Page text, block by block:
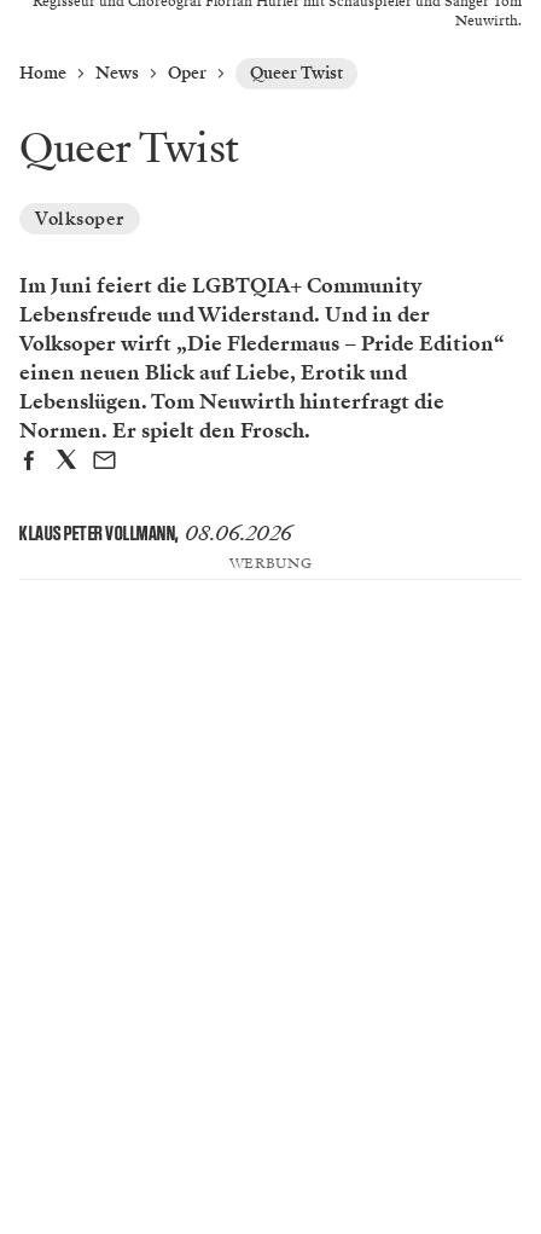
Neuwirth.
Home News Oper Queer Twist
Queer Twist
Volksoper
Im Juni feiert die LGBTQIA+ Community
Lebensfreude und Widerstand. Und in der
Volksoper wirft „Die Fledermaus – Pride Edition“
einen neuen Blick auf Liebe, Erotik und
Lebenslügen. Tom Neuwirth hinterfragt die
Normen. Er spielt den Frosch.
KLAUS PETER VOLLMANN, 08.06.2026
WERBUNG